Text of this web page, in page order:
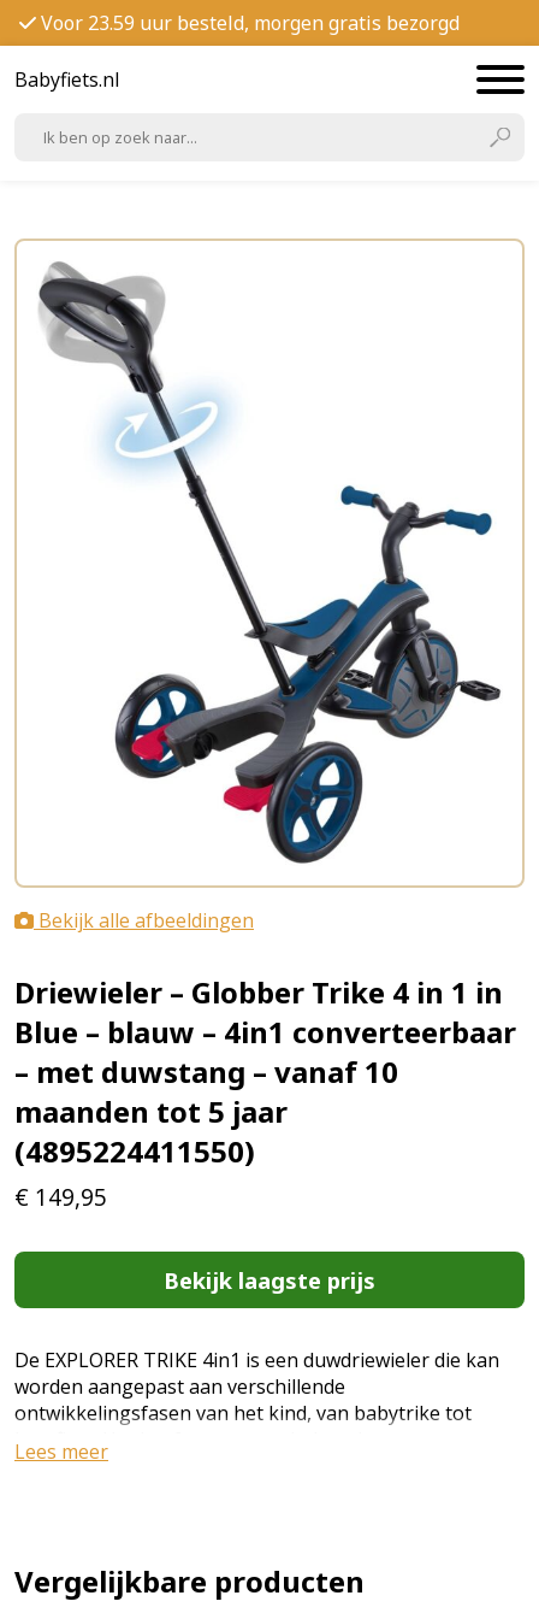
Voor 23.59 uur besteld, morgen gratis bezorgd
Babyfiets.nl
Bekijk alle afbeeldingen
Driewieler – Globber Trike 4 in 1 in
Blue – blauw – 4in1 converteerbaar
– met duwstang – vanaf 10
maanden tot 5 jaar
(4895224411550)
€ 149,95
Bekijk laagste prijs
De EXPLORER TRIKE 4in1 is een duwdriewieler die kan
worden aangepast aan verschillende
ontwikkelingsfasen van het kind, van babytrike tot
loopfiets. Het heeft een gereedschapsloos ontwerp,
verstelbare handgrepen en zadel, en is winnaar van 11
babydriewieler, begeleide driewieler, trainingstriewieler
en loopfiets. Het unieke gereedschapsloze ontwerp
Lees meer
Vergelijkbare producten